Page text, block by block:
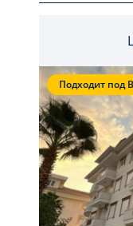
Подходит под